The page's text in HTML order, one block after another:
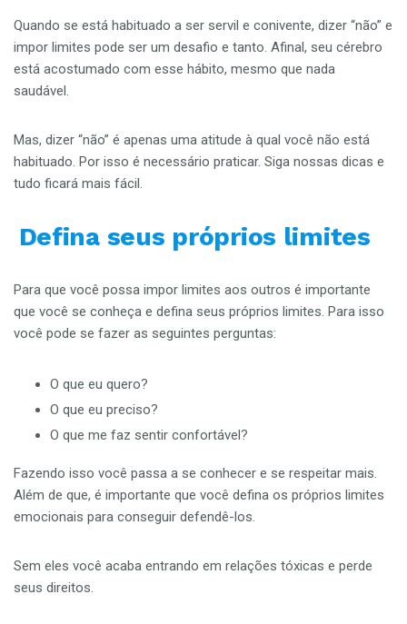
Quando se está habituado a ser servil e conivente, dizer “não” e
impor limites pode ser um desafio e tanto. Afinal, seu cérebro
está acostumado com esse hábito, mesmo que nada
saudável.
Mas, dizer “não” é apenas uma atitude à qual você não está
habituado. Por isso é necessário praticar. Siga nossas dicas e
tudo ficará mais fácil.
Defina seus próprios limites
Para que você possa impor limites aos outros é importante
que você se conheça e defina seus próprios limites. Para isso
você pode se fazer as seguintes perguntas:
O que eu quero?
O que eu preciso?
O que me faz sentir confortável?
Fazendo isso você passa a se conhecer e se respeitar mais.
Além de que, é importante que você defina os próprios limites
emocionais para conseguir defendê-los.
Sem eles você acaba entrando em relações tóxicas e perde
seus direitos.